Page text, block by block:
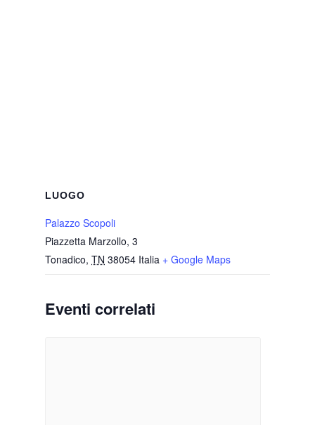
LUOGO
Palazzo Scopoli
Piazzetta Marzollo, 3
Tonadico, TN 38054 Italia + Google Maps
Eventi correlati